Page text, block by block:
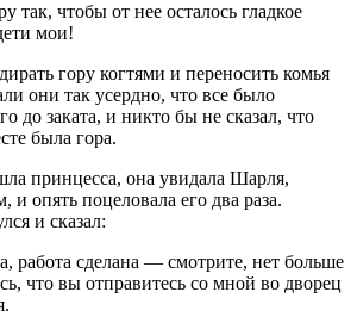
так, чтобы от нее осталось гладкое
мои!
гору когтями и переносить комья
они так усердно, что все было
до заката, и никто бы не сказал, что
была гора.
принцесса, она увидала Шарля,
и опять поцеловала его два раза.
и сказал:
работа сделана — смотрите, нет больше
что вы отправитесь со мной во дворец